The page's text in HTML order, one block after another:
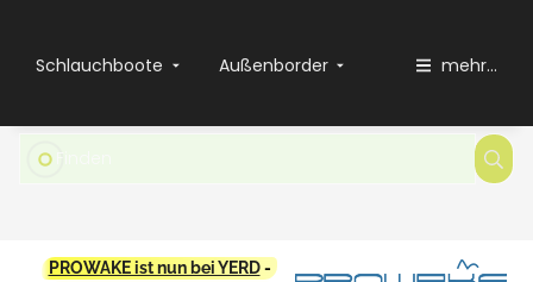
Schlauchboote Außenborder mehr...
PROWAKE ist nun bei YERD-